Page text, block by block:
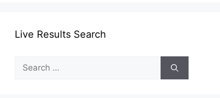
Live Results Search
Search
for: